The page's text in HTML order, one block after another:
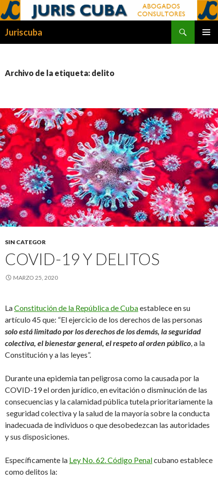
Juriscuba
Archivo de la etiqueta: delito
SIN CATEGOR
COVID-19 Y DELITOS
MARZO 25, 2020
LaConstitución de la República de Cubaestablece en su
artículo 45 que: “El ejercicio de los derechos de las personas
solo está limitado por los derechos de los demás, la seguridad
colectiva, el bienestar general, el respeto al orden público, a la
Constitución y a las leyes”.
Durante una epidemia tan peligrosa como la causada por la
COVID-19 el orden jurídico, en evitación o disminución de las
consecuencias y la calamidad pública tutela prioritariamente la
seguridad colectiva y la salud de la mayoría sobre la conducta
inadecuada de individuos o que desobedezcan las autoridades
y sus disposiciones.
Específicamente la Ley No. 62. Código Penalcubano establece
como delitos la: